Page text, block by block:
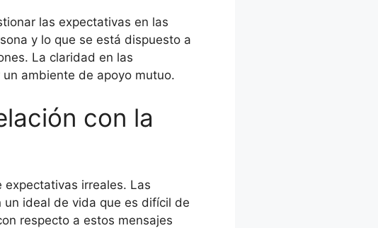
las expectativas en las
y lo que se está dispuesto a
La claridad en las
ambiente de apoyo mutuo.
con la
irreales. Las
ideal de vida que es difícil de
respecto a estos mensajes